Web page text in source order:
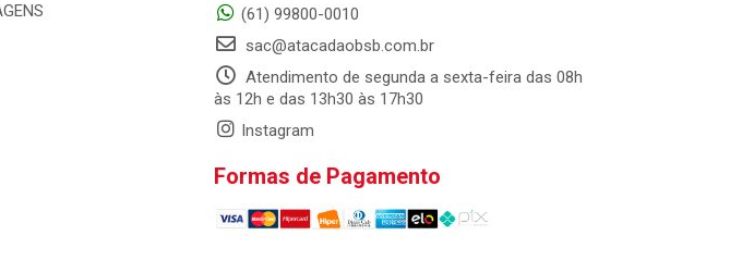
(61) 99800-0010
sac@atacadaobsb.com.br
Atendimento de segunda a sexta-feira das 08h
às 12h e das 13h30 às 17h30
Instagram
Formas de Pagamento